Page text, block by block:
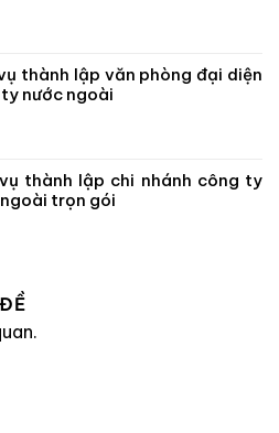
thành lập văn phòng đại diện
nước ngoài
thành lập chi nhánh công ty
trọn gói